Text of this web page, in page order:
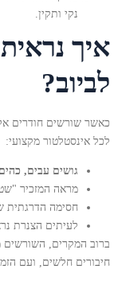
נקי ותקין.
איך
לביוב?
כאשר שורשים חודרים
לכל אינסטלטור מקצועי:
גושים עבים,
מראה המזכיר
חסימה הדרגתית
לעיתים הצנרת
ברוב המקרים,
חיבורים חלשים, ועם